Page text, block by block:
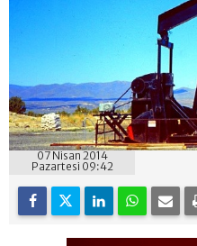
07 Nisan 2014
Pazartesi 09:42